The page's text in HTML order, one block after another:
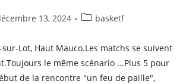
13, 2024 basketf
Lot, Haut Mauco.Les matchs se suivent
le même scénario ...Plus 5 pour
de la rencontre "un feu de paille",